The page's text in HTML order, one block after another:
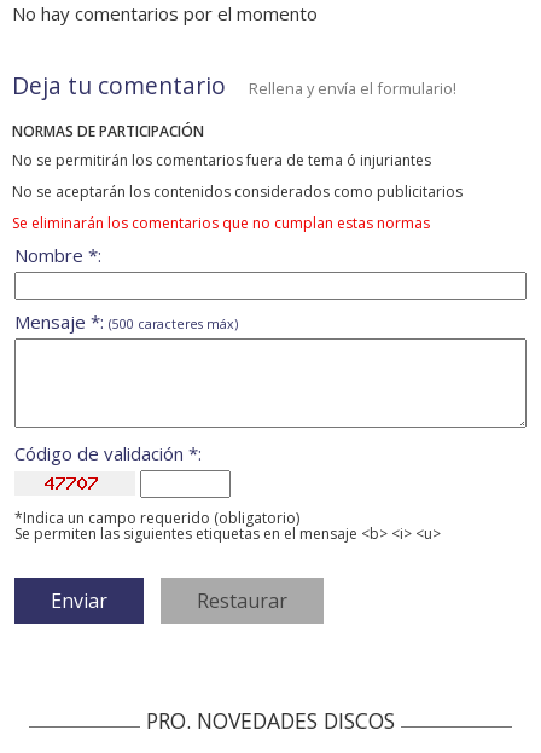
No hay comentarios por el momento
Deja tu comentario Rellena y envía el formulario!
NORMAS DE PARTICIPACIÓN
No se permitirán los comentarios fuera de tema ó injuriantes
No se aceptarán los contenidos considerados como publicitarios
Se eliminarán los comentarios que no cumplan estas normas
Nombre *:
Mensaje *: (500 caracteres máx)
Código de validación *:
*Indica un campo requerido (obligatorio)
Se permiten las siguientes etiquetas en el mensaje <b> <i> <u>
PRO. NOVEDADES DISCOS